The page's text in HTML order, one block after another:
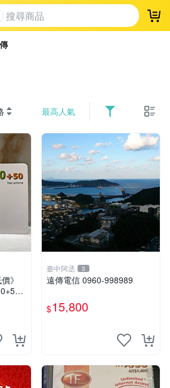
登
最高人氣
》
卡
臺中阿丞 3
遠傳電信 0960-998989
$15,800